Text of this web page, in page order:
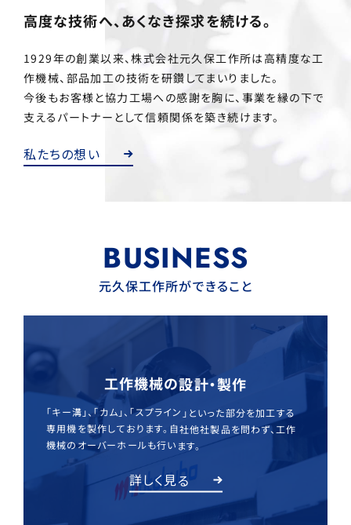
高度な技術へ、あくなき探求を続ける。
1929年の創業以来、株式会社元久保工作所は高精度な工
作機械、部品加工の技術を研鑽してまいりました。
今後もお客様と協力工場への感謝を胸に、事業を縁の下で
支えるパートナーとして信頼関係を築き続けます。
私たちの想い
BUSINESS
元久保工作所ができること
工作機械の設計・製作
「キー溝」、「カム」、「スプライン」といった部分を加工する
専用機を製作しております。自社他社製品を問わず、工作
機械のオーバーホールも行います。
詳しく見る